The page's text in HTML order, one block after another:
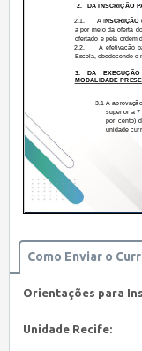
Como Enviar o
Orientações para
Unidade Recife: